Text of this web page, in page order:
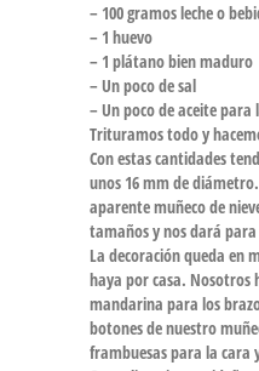
– 100 gramos leche o
– 1 huevo
– 1 plátano bien maduro
– Un poco de sal
– Un poco de aceite para
Trituramos todo y
Con estas cantidades
unos 16 mm de
aparente muñeco de
tamaños y nos dará
La decoración queda en
haya por casa. Nosotros
mandarina para los
botones de nuestro
frambuesas para la cara